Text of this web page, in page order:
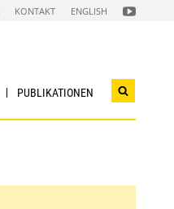
KONTAKT ENGLISH FOLGEN
SIE
PUBLIKATIONEN